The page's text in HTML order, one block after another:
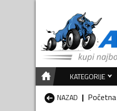
KATEGORIJE
NAZAD
Početna